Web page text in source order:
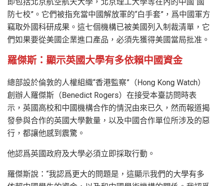
防七校”。它們被指充當中國解放軍的“白手套”，爲中國軍方
竊取外國科研成果。這七個機構已被美國列入制裁清單，它
們如果要從美國企業進口產品，必須先獲得美國當局批准。
羅傑斯：顯示英國大學有多依賴中國資金
總部設於倫敦的人權組織“香港監察”（Hong Kong Watch）
創辦人羅傑斯（Benedict Rogers）在接受本臺訪問時表
示，英國高校和中國機構合作的情況由來已久，然而報道揭
發參與合作的英國大學數量，以及中國合作單位所涉及的惡
行，都讓他感到震驚。
他認爲英國政府及大學必須立即採取行動。
羅傑斯說：“我認爲更大的問題是，這顯示我們的大學有多